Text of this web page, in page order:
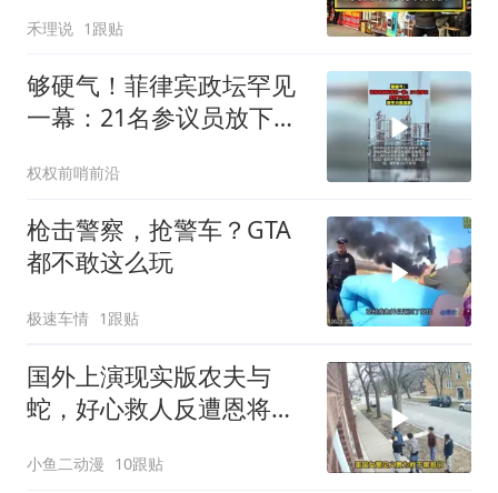
禾理说 1跟贴
够硬气！菲律宾政坛罕见
一幕：21名参议员放下分
权权前哨前沿
枪击警察，抢警车？GTA
都不敢这么玩
极速车情 1跟贴
国外上演现实版农夫与
蛇，好心救人反遭恩将仇
小鱼二动漫 10跟贴